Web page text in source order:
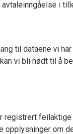
i
til dataene vi
vi bli nødt til å
om